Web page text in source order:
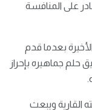
على المنافسة
بعدما قدم
حلم جماهيره بإحراز
القارية ويبعث